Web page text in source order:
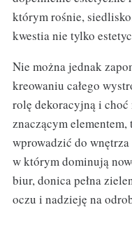
którym rośnie,
kwestia nie tylko
Nie można jednak
kreowaniu całego
rolę dekoracyjną i choć
znaczącym elementem,
wprowadzić do
w którym dominują
biur, donica pełna
oczu i nadzieję na